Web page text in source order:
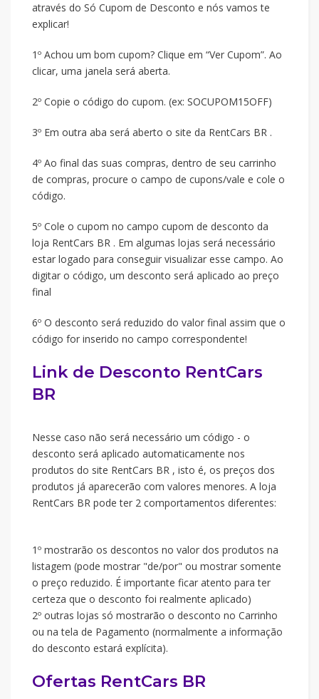
através do Só Cupom de Desconto e nós vamos te
explicar!
1º Achou um bom cupom? Clique em “Ver Cupom”. Ao
clicar, uma janela será aberta.
2º Copie o código do cupom. (ex: SOCUPOM15OFF)
3º Em outra aba será aberto o site da RentCars BR .
4º Ao final das suas compras, dentro de seu carrinho
de compras, procure o campo de cupons/vale e cole o
código.
5º Cole o cupom no campo cupom de desconto da
loja RentCars BR . Em algumas lojas será necessário
estar logado para conseguir visualizar esse campo. Ao
digitar o código, um desconto será aplicado ao preço
final
6º O desconto será reduzido do valor final assim que o
código for inserido no campo correspondente!
Link de Desconto RentCars
BR
Nesse caso não será necessário um código - o
desconto será aplicado automaticamente nos
produtos do site RentCars BR , isto é, os preços dos
produtos já aparecerão com valores menores. A loja
RentCars BR pode ter 2 comportamentos diferentes:
1º mostrarão os descontos no valor dos produtos na
listagem (pode mostrar "de/por" ou mostrar somente
o preço reduzido. É importante ficar atento para ter
certeza que o desconto foi realmente aplicado)
2º outras lojas só mostrarão o desconto no Carrinho
ou na tela de Pagamento (normalmente a informação
do desconto estará explícita).
Ofertas RentCars BR